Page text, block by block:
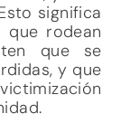
significa
que rodean
que se
y que